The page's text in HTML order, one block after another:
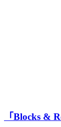
「Blocks &